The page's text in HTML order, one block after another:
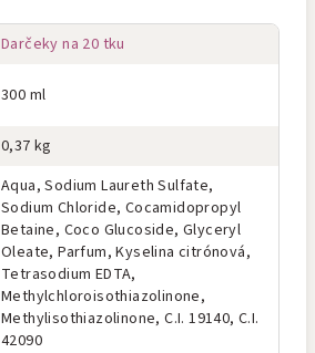
Darčeky na 20 tku
300 ml
0,37 kg
Aqua, Sodium Laureth Sulfate,
Sodium Chloride, Cocamidopropyl
Betaine, Coco Glucoside, Glyceryl
Oleate, Parfum, Kyselina citrónová,
Tetrasodium EDTA,
Methylchloroisothiazolinone,
Methylisothiazolinone, C.I. 19140, C.I.
42090